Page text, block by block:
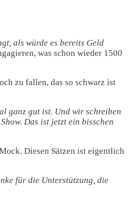
als würde es bereits Geld
was schon wieder 1500
zu fallen, das so schwarz ist
ganz gut ist. Und wir schreiben
Das ist jetzt ein bisschen
Diesen Sätzen ist eigentlich
für die Unterstützung, die